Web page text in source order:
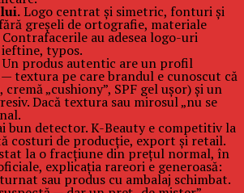
Logo centrat și simetric, fonturi și
greșeli de ortografie, materiale
au adesea logo-uri
typos.
Un produs autentic are un profil
textura pe care brandul e cunoscut că
cremă „cushiony”, SPF gel ușor) și un
Dacă textura sau mirosul „nu se
bun detector. K-Beauty e competitiv la
costuri de producție, export și retail.
la o fracțiune din prețul normal, în
explicația rareori e generoasă:
sau produs cu ambalaj schimbat.